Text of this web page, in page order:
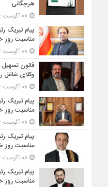
هرچگانی
پیام تبریک
مناسبت روز
قانون تسهیل
وکلای شاغل
پیام تبریک
مناسبت روز
پیام تبریک
مناسبت روز
پیام تبریک
مناسبت روز